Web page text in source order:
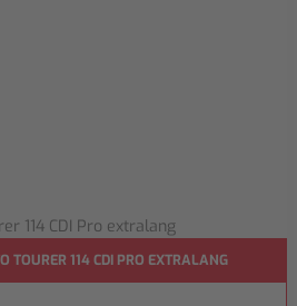
TOURER 114 CDI PRO EXTRALANG